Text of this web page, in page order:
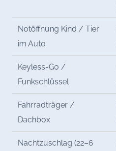
Notöffnung Kind / Tier
im Auto
Keyless-Go /
Funkschlüssel
Fahrradträger /
Dachbox
Nachtzuschlag (22–6